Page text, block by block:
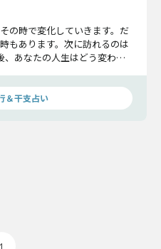
の時で変化していきます。だ
もあります。次に訪れるのは
、あなたの人生はどう変わっ
＆干支占い